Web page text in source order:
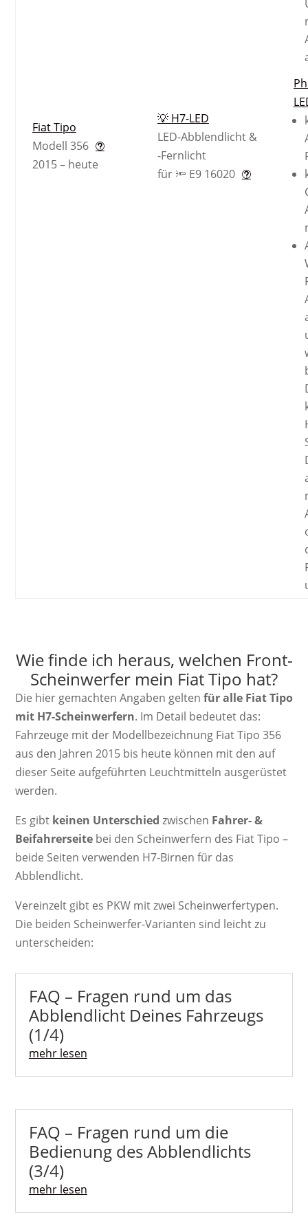
Fiat Tipo
Modell 356
2015 – heute
💡 H7-LED
LED-Abblendlicht &
-Fernlicht
für 🔦 E9 16020
Wie finde ich heraus, welchen Front-
Scheinwerfer mein Fiat Tipo hat?
Die hier gemachten Angaben gelten für alle Fiat Tipo
mit H7-Scheinwerfern. Im Detail bedeutet das:
Fahrzeuge mit der Modellbezeichnung Fiat Tipo 356
aus den Jahren 2015 bis heute können mit den auf
dieser Seite aufgeführten Leuchtmitteln ausgerüstet
werden.
Es gibt keinen Unterschied zwischen Fahrer- &
Beifahrerseitebei den Scheinwerfern des Fiat Tipo –
beide Seiten verwenden H7-Birnen für das
Abblendlicht.
Vereinzelt gibt es PKW mit zwei Scheinwerfertypen.
Die beiden Scheinwerfer-Varianten sind leicht zu
unterscheiden:
FAQ – Fragen rund um das
Abblendlicht Deines Fahrzeugs
(1/4)
mehr lesen
FAQ – Fragen rund um die
Bedienung des Abblendlichts
(3/4)
mehr lesen